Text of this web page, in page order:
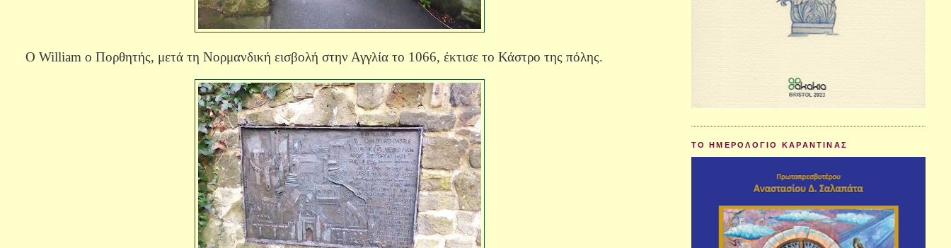
ΟWilliam ο Πορθητής, μετά τη Νορμανδική εισβολή στην Αγγλία το 1066, έκτισε το Κάστρο της πόλης.
ΤΟ ΗΜΕΡΟΛΟΓΙΟ ΚΑΡΑΝΤΙΝΑΣ